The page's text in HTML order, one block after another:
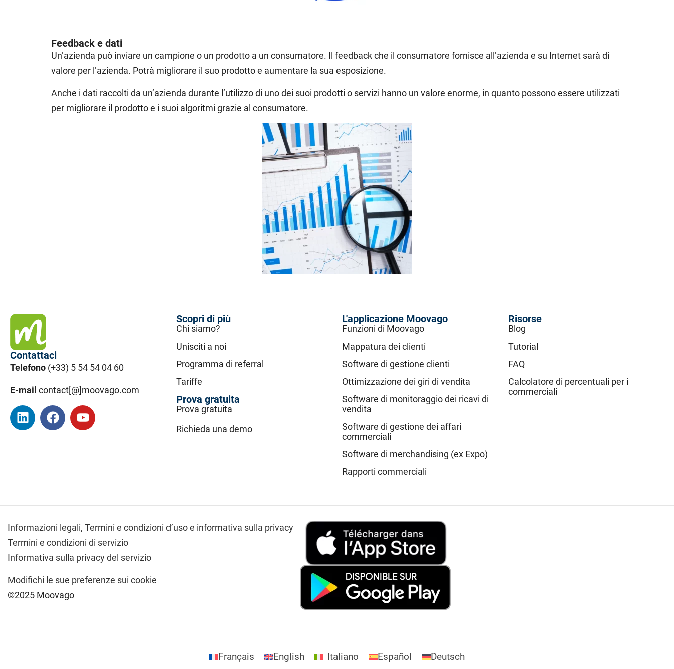
Feedback e dati
Un’azienda può inviare un campione o un prodotto a un consumatore. Il feedback che il consumatore fornisce all’azienda e su Internet sarà di
valore per l’azienda. Potrà migliorare il suo prodotto e aumentare la sua esposizione.
Anche i dati raccolti da un’azienda durante l’utilizzo di uno dei suoi prodotti o servizi hanno un valore enorme, in quanto possono essere utilizzati
per migliorare il prodotto e i suoi algoritmi grazie al consumatore.
Contattaci
Telefono (+33) 5 54 54 04 60
E-mail contact[@]moovago.com
Scopri di più
Chi siamo?
Unisciti a noi
Programma di referral
Tariffe
Prova gratuita
Prova gratuita
Richieda una demo
L'applicazione Moovago
Funzioni di Moovago
Mappatura dei clienti
Software di gestione clienti
Ottimizzazione dei giri di vendita
Software di monitoraggio dei ricavi di
vendita
Software di gestione dei affari
commerciali
Software di merchandising (ex Expo)
Rapporti commerciali
Risorse
Blog
Tutorial
FAQ
Calcolatore di percentuali per i
commerciali
Informazioni legali, Termini e condizioni d’uso e informativa sulla privacy
Termini e condizioni di servizio
Informativa sulla privacy del servizio
Modifichi le sue preferenze sui cookie
©2025 Moovago
Français English Italiano Español Deutsch